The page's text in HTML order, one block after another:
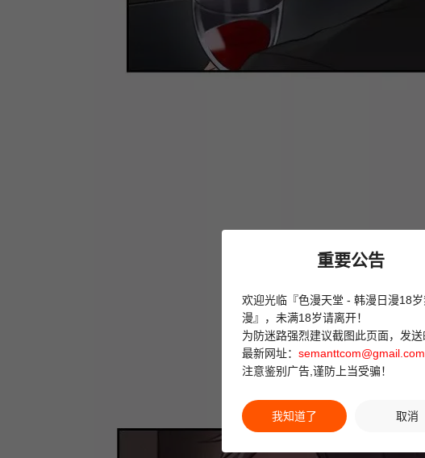
重要公告
欢迎光临『色漫天堂 - 韩漫日漫18
漫』，未满18岁请离开！
为防迷路强烈建议截图此页面，发
最新网址： semanttcom@gmail.com
注意鉴别广告,谨防上当受骗！
我知道了 取消